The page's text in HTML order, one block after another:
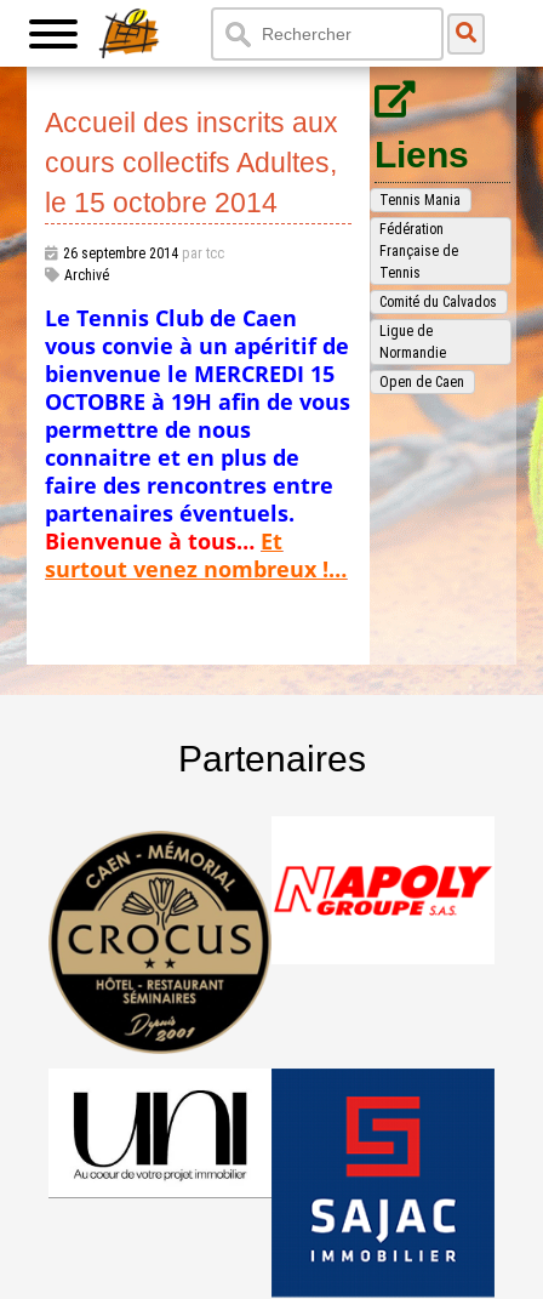
Accueil des inscrits aux
cours collectifs Adultes,
le 15 octobre 2014
26 septembre 2014 par tcc
Archivé
Le Tennis Club de Caen
vous convie à un apéritif de
bienvenue le MERCREDI 15
OCTOBRE à 19H afin de vous
permettre de nous
connaitre et en plus de
faire des rencontres entre
partenaires éventuels.
Bienvenue à tous… Et
surtout venez nombreux !…
Liens
Tennis Mania
Fédération
Française de
Tennis
Comité du Calvados
Ligue de
Normandie
Open de Caen
Partenaires